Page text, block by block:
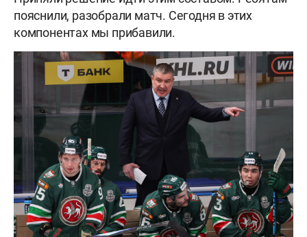
пояснили, разобрали матч. Сегодня в этих
компонентах мы прибавили.